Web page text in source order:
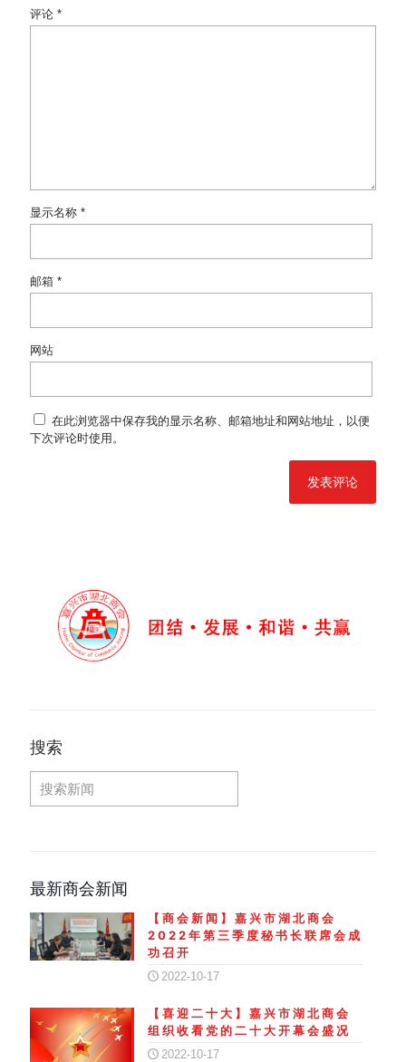
评论 *
显示名称 *
邮箱 *
网站
在此浏览器中保存我的显示名称、邮箱地址和网站地址，以便
下次评论时使用。
搜索
最新商会新闻
【商会新闻】嘉兴市湖北商会
2022年第三季度秘书长联席会成
功召开
2022-10-17
【喜迎二十大】嘉兴市湖北商会
组织收看党的二十大开幕会盛况
2022-10-17